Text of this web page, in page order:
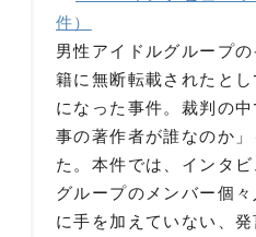
件）
男性アイドルグループ
籍に無断転載されたと
になった事件。裁判の
事の著作者が誰なのか
た。本件では、インタ
グループのメンバー個
に手を加えていない、